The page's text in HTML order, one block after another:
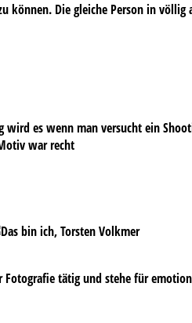
können. Die gleiche Person in
es wenn man versucht ein
war recht
tätig und stehe für